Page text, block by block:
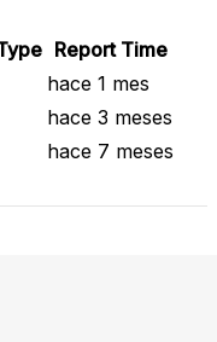
Report Time
hace 1 mes
hace 3 meses
hace 7 meses